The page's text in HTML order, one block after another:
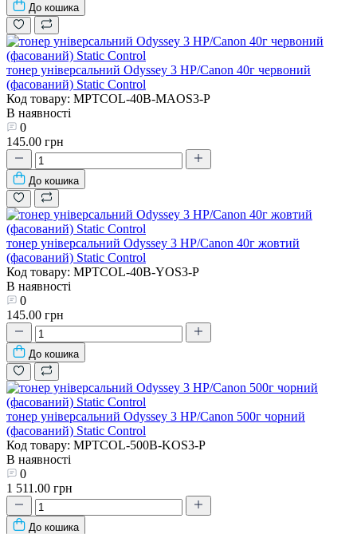
До кошика
тонер універсальний Odyssey 3 HP/Canon 40г червоний
(фасований) Static Control
Код товару: MPTCOL-40B-MAOS3-P
В наявності
0
145.00 грн
До кошика
тонер універсальний Odyssey 3 HP/Canon 40г жовтий
(фасований) Static Control
Код товару: MPTCOL-40B-YOS3-P
В наявності
0
145.00 грн
До кошика
тонер універсальний Odyssey 3 HP/Canon 500г чорний
(фасований) Static Control
Код товару: MPTCOL-500B-KOS3-P
В наявності
0
1 511.00 грн
До кошика